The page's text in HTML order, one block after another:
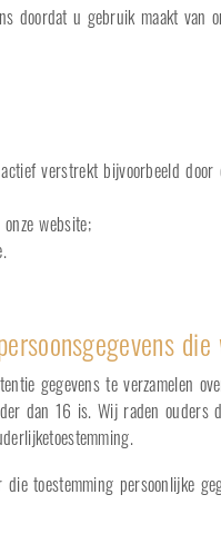
doordat u gebruik maakt
verstrekt bijvoorbeeld
website;
gegevens te verzamelen
dan 16 is. Wij raden
toestemming persoonlijke